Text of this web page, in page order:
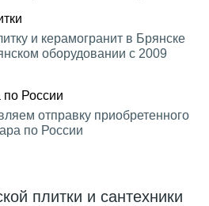
и керамогранит в Брянске
оборудовании с 2009
по России
отправку приобретенного
по России
плитки и сантехники